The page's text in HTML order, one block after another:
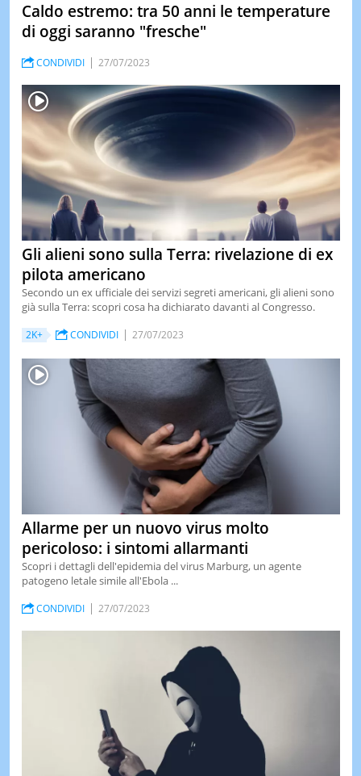
Caldo estremo: tra 50 anni le temperature
di oggi saranno "fresche"
CONDIVIDI 27/07/2023
Gli alieni sono sulla Terra: rivelazione di ex
pilota americano
Secondo un ex ufficiale dei servizi segreti americani, gli alieni sono
già sulla Terra: scopri cosa ha dichiarato davanti al Congresso.
2K+ CONDIVIDI 27/07/2023
Allarme per un nuovo virus molto
pericoloso: i sintomi allarmanti
Scopri i dettagli dell'epidemia del virus Marburg, un agente
patogeno letale simile all'Ebola ...
CONDIVIDI 27/07/2023